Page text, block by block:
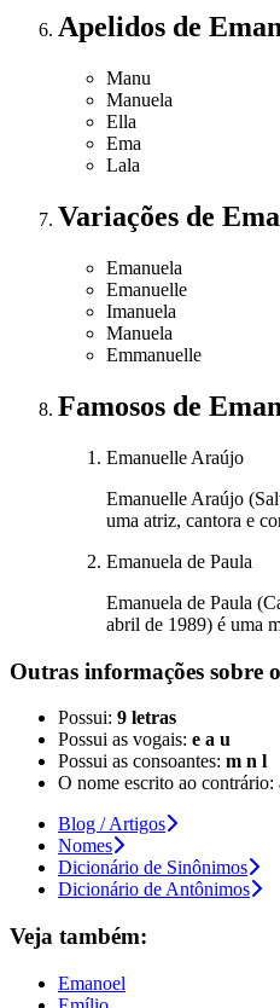
Apelidos de
Manu
Manuela
Ella
Ema
Lala
Variações de
Emanuela
Emanuelle
Imanuela
Manuela
Emmanuelle
Famosos de
Emanuelle Araújo
Emanuelle Araújo
uma atriz, cantora e
Emanuela de Paula
Emanuela de Paula
abril de 1989) é uma
Outras informações sobre
Possui: 9 letras
Possui as vogais: e a u
Possui as consoantes: m n l
O nome escrito ao contrário:
Blog / Artigos
Nomes
Dicionário de Sinônimos
Dicionário de Antônimos
Veja também:
Emanoel